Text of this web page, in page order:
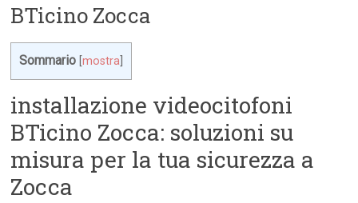
BTicino Zocca
Sommario [mostra
installazione videocitofoni
BTicino Zocca: soluzioni su
misura per la tua sicurezza a
Zocca